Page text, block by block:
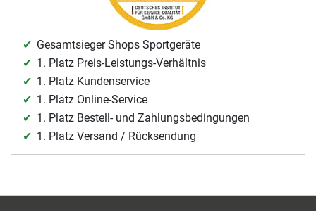
Gesamtsieger Shops Sportgeräte
1. Platz Preis-Leistungs-Verhältnis
1. Platz Kundenservice
1. Platz Online-Service
1. Platz Bestell- und Zahlungsbedingungen
1. Platz Versand / Rücksendung